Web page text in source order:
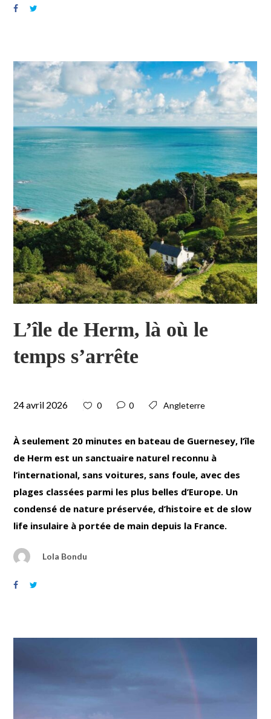
L’île de Herm, là où le
temps s’arrête
24 avril 2026 0 0 Angleterre
À seulement 20 minutes en bateau de Guernesey, l’île
de Herm est un sanctuaire naturel reconnu à
l’international, sans voitures, sans foule, avec des
plages classées parmi les plus belles d’Europe. Un
condensé de nature préservée, d’histoire et de slow
life insulaire à portée de main depuis la France.
Lola Bondu